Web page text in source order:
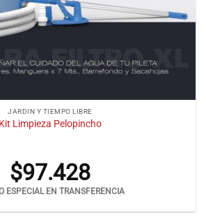
JARDIN Y TIEMPO LIBRE
Kit Limpieza Pelopincho
$97.428
ESPECIAL EN TRANSFERENCIA